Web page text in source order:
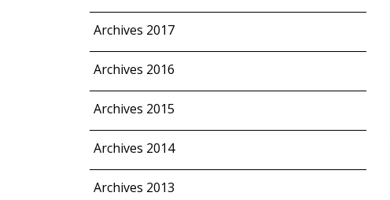
Archives 2017
Archives 2016
Archives 2015
Archives 2014
Archives 2013